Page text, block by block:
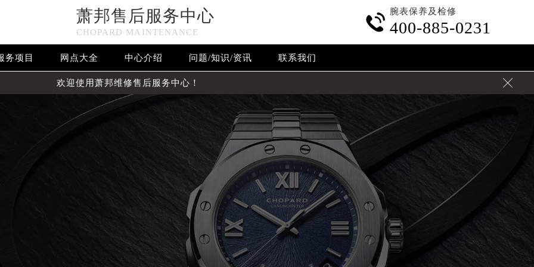
萧邦售后服务中心
CHOPARD MAINTENANCE

腕表保养及检修
400-885-0231
务项目 网点大全 中心介绍 问题/知识/资讯 联系我们
欢迎使用萧邦维修售后服务中心！ 